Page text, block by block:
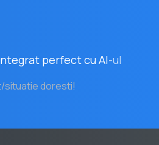
perfect cu AI-ul
situatie doresti!